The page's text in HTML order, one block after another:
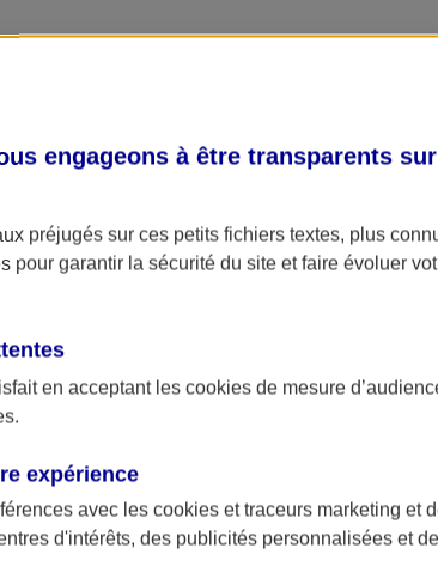
engageons à être transparents
préjugés sur ces petits fichiers textes, plus
pour garantir la sécurité du site et faire évoluer
en acceptant les cookies de mesure
expérience
avec les cookies et traceurs marketing et
d'intérêts, des publicités personnalisées et